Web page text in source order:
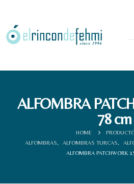
ALFOMBRA
78 cm
HOME
ALFOMBRAS
ALFOMBRAS TURCAS
ALFOMBRA PATCHWORK